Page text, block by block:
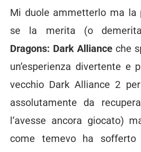
Mi duole ammetterlo ma la
se la merita (o
Dragons: Dark Alliance che
un’esperienza divertente e
vecchio Dark Alliance 2
assolutamente da
l’avesse ancora giocato)
come temevo ha